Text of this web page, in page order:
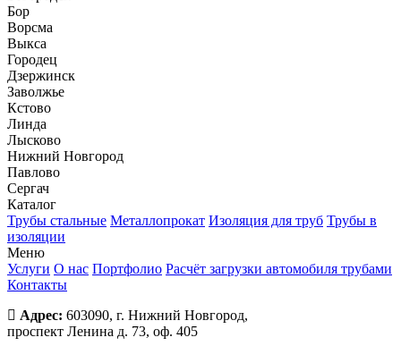
Бор
Ворсма
Выкса
Городец
Дзержинск
Заволжье
Кстово
Линда
Лысково
Нижний Новгород
Павлово
Сергач
Каталог
Трубы стальные Металлопрокат Изоляция для труб Трубы в
изоляции
Меню
Услуги О нас Портфолио Расчёт загрузки автомобиля трубами
Контакты
Адрес: 603090, г. Нижний Новгород,
проспект Ленина д. 73, оф. 405